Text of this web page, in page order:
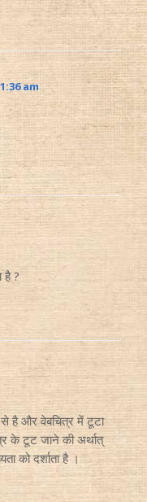
am
है ?
से है और वेबचित्र में टूटा
के टूट जाने की अर्थात्
को दर्शाता है ।